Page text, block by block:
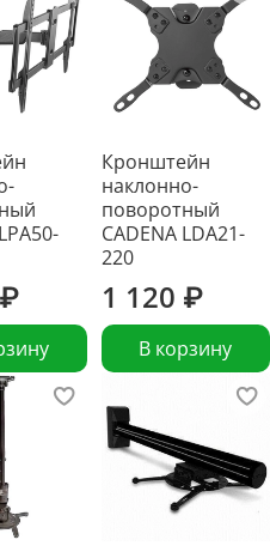
Кронштейн
наклонно-
поворотный
CADENA LDA21-
220
1 120 ₽
В корзину